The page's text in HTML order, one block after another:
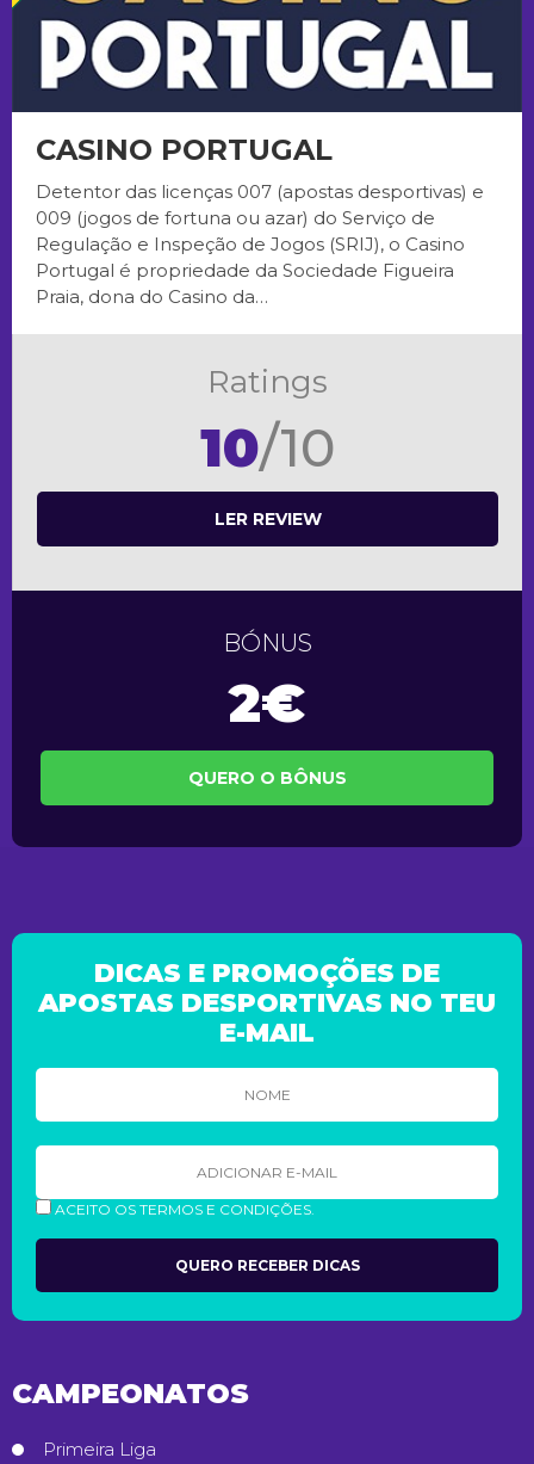
CASINO PORTUGAL
Detentor das licenças 007 (apostas desportivas) e
009 (jogos de fortuna ou azar) do Serviço de
Regulação e Inspeção de Jogos (SRIJ), o Casino
Portugal é propriedade da Sociedade Figueira
Praia, dona do Casino da…
Ratings
10/10
LER REVIEW
BÓNUS
2€
QUERO O BÔNUS
DICAS E PROMOÇÕES DE
APOSTAS DESPORTIVAS NO TEU
E-MAIL
ACEITO OS TERMOS E CONDIÇÕES.
CAMPEONATOS
Primeira Liga